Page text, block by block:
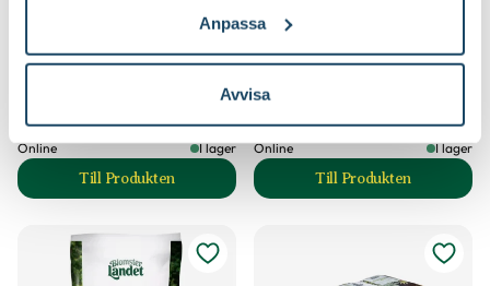
Anpassa
Avvisa
Blomsterlandet
Välj butik
Online
I lager
Till Produkten
till Barkduk produktsida
Bärnät
Blomsterlandet
Finns i flera varianter
Från
Välj butik
Online
I lager
Till Produkten
till Bärnät